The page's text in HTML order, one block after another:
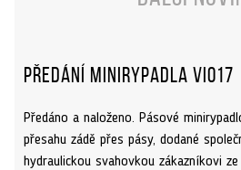
Předání minirypadla ViO17
Předáno a naloženo. Pásové
přesahu zádě přes pásy, dodané
hydraulickou svahovkou zákazníkovi ze